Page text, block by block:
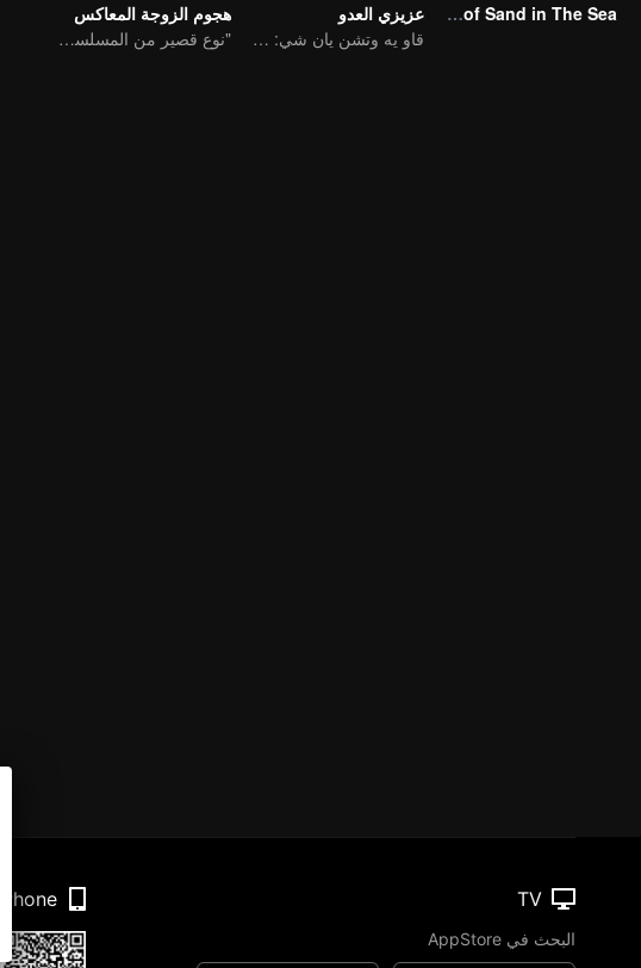
Grains of Sand in The Sea
عزيزي العدو
قاو يه وتشن يان شي: من أفضل الأصدقاء إلى أعداء لدودين
هجوم الزوجة المعاكس
"نوع قصير من المسلسل التلفزيوني "إغراء العودة إلى المنزل
TV
البحث في AppStore
Phone